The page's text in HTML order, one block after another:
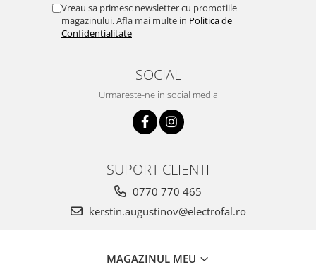
Vreau sa primesc newsletter cu promotiile
magazinului. Afla mai multe in Politica de
Confidentialitate
SOCIAL
Urmareste-ne in social media
SUPORT CLIENTI
0770 770 465
kerstin.augustinov@electrofal.ro
MAGAZINUL MEU